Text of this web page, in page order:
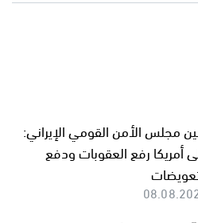
مجلس الأمن القومي الإيراني:
أمريكا رفع العقوبات ودفع